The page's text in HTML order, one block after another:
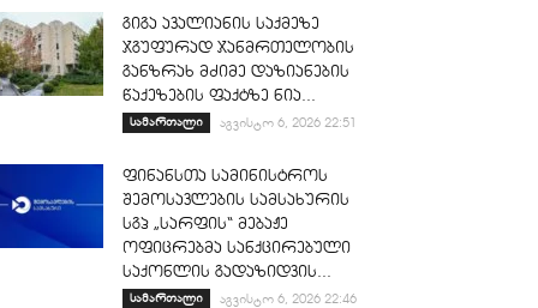
გიგა ავალიანის საქმეზე
ჯგუფურად ჯანმრთელობის
განზრახ მძიმე დაზიანების
წაქეზების ფაქტზე ნია...
სამართალი აგვისტო 6, 2026 22:51
ფინანსთა სამინისტროს
შემოსავლების სამსახურის
სგპ „სარფის“ მებაჟე
ოფიცრებმა სანქცირებული
საქონლის გადაზიდვის...
სამართალი აგვისტო 6, 2026 22:46